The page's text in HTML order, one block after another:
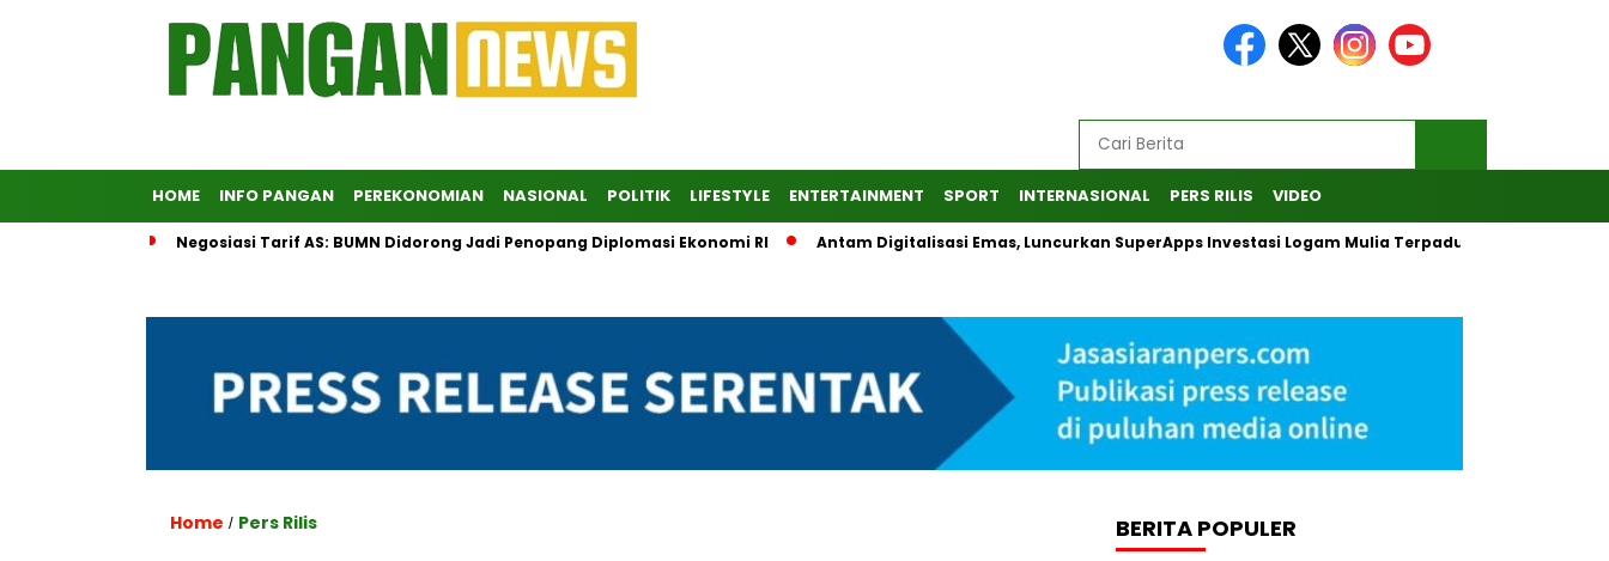
HOME INFO PANGAN PEREKONOMIAN NASIONAL POLITIK LIFESTYLE ENTERTAINMENT SPORT INTERNASIONAL PERS RILIS VIDEO
Negosiasi Tarif AS: BUMN Didorong Jadi Penopang Diplomasi Ekonomi RI Antam Digitalisasi Emas, Luncurkan SuperApps Investasi Logam Mulia Terpadu
Home / Pers Rilis BERITA POPULER